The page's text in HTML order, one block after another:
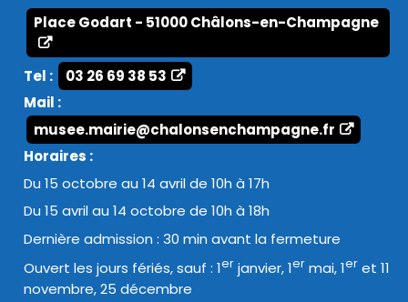
Place Godart - 51000 Châlons-en-Champagne
Tel :
03 26 69 38 53
Mail :
musee.mairie@chalonsenchampagne.fr
Horaires :
Du 15 octobre au 14 avril de 10h à 17h
Du 15 avril au 14 octobre de 10h à 18h
Dernière admission : 30 min avant la fermeture
Ouvert les jours fériés, sauf : 1er janvier, 1er mai, 1er et 11
novembre, 25 décembre